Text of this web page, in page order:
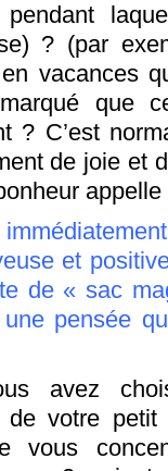
pendant
? (par
vacances
que
? C’est
de joie et
et
de « sac
pensée
avez
de votre
vous